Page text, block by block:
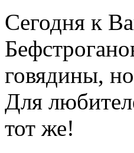
Сегодня к
говядины,
Для
тот же!